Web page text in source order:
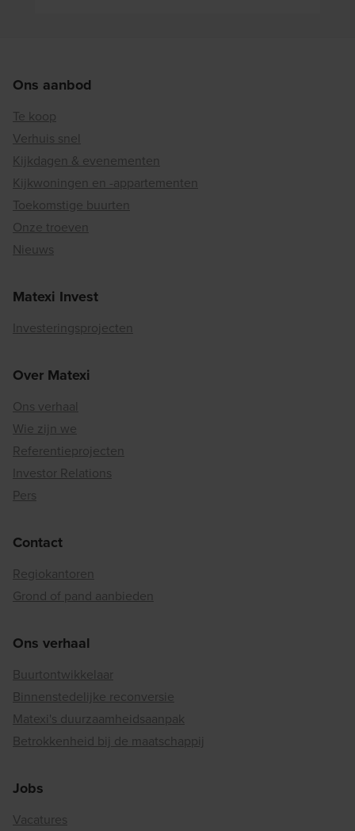
Ons aanbod
Te koop
Verhuis snel
Kijkdagen & evenementen
Kijkwoningen en -appartementen
Toekomstige buurten
Onze troeven
Nieuws
Matexi Invest
Investeringsprojecten
Over Matexi
Ons verhaal
Wie zijn we
Referentieprojecten
Investor Relations
Pers
Contact
Regiokantoren
Grond of pand aanbieden
Ons verhaal
Buurtontwikkelaar
Binnenstedelijke reconversie
Matexi's duurzaamheidsaanpak
Betrokkenheid bij de maatschappij
Jobs
Vacatures